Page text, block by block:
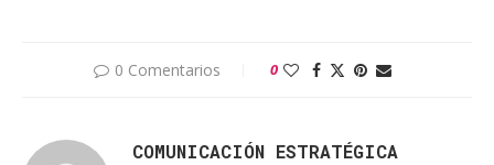
0 Comentarios 0
COMUNICACIÓN ESTRATÉGICA